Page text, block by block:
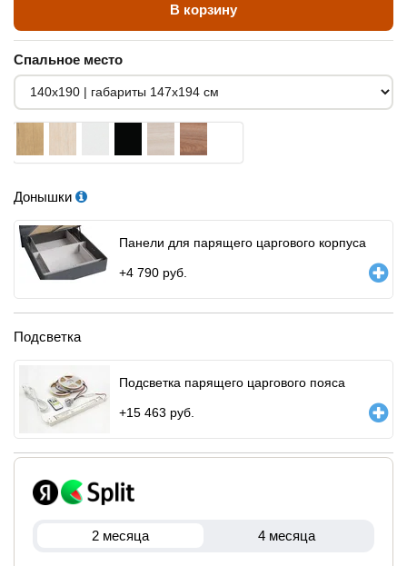
В корзину
Спальное место
Донышки
Панели для парящего царгового корпуса
+4 790 руб.
Подсветка
Подсветка парящего царгового пояса
+15 463 руб.
2 месяца 4 месяца